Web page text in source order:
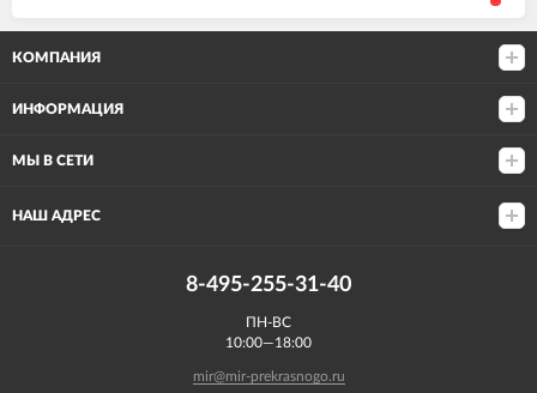
КОМПАНИЯ
ИНФОРМАЦИЯ
МЫ В СЕТИ
НАШ АДРЕС
8-495-255-31-40
ПН-ВС
10:00—18:00
mir@mir-prekrasnogo.ru